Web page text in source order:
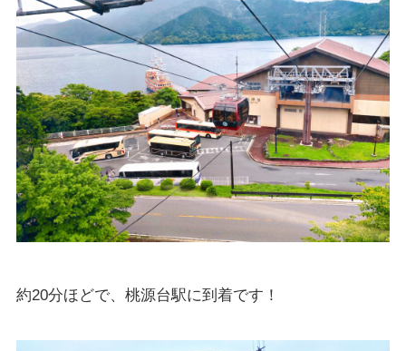
約20分ほどで、桃源台駅に到着です！